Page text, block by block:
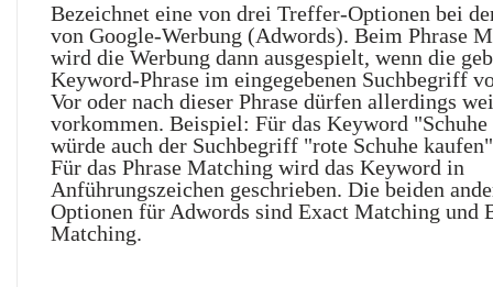
Bezeichnet eine von drei Treffer-Optionen bei
von Google-Werbung (Adwords). Beim Phrase
wird die Werbung dann ausgespielt, wenn die
Keyword-Phrase im eingegebenen Suchbegriff
Vor oder nach dieser Phrase dürfen allerdings
vorkommen. Beispiel: Für das Keyword
würde auch der Suchbegriff "rote Schuhe
Für das Phrase Matching wird das Keyword in
Anführungszeichen geschrieben. Die beiden
Optionen für Adwords sind Exact Matching und
Matching.